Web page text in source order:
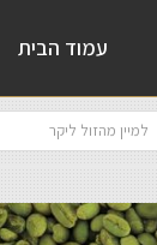
עמוד הבית
למיין מהזול ליקר